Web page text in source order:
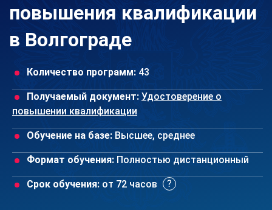
повышения квалификации
в Волгограде
Количество программ: 43
Получаемый документ: Удостоверение о
повышении квалификации
Обучение на базе: Высшее, среднее
Формат обучения: Полностью дистанционный
Срок обучения: от 72 часов